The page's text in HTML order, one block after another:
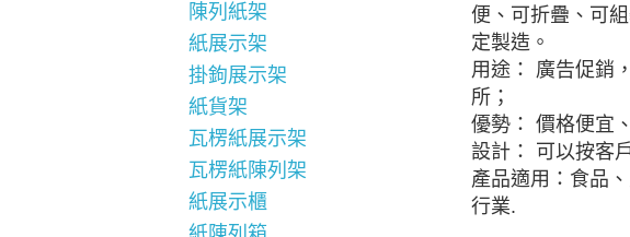
陳列紙架
紙展示架
掛鉤展示架
紙貨架
瓦楞紙展示架
瓦楞紙陳列架
紙展示櫃
便、可折疊、可
定製造。
用途： 廣告促銷
所；
優勢： 價格便宜
設計： 可以按客
產品適用：食品
行業.